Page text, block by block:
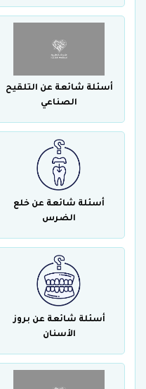
أسئلة شائعة عن التلقيح
الصناعي
أسئلة شائعة عن خلع
الضرس
أسئلة شائعة عن بروز
الأسنان